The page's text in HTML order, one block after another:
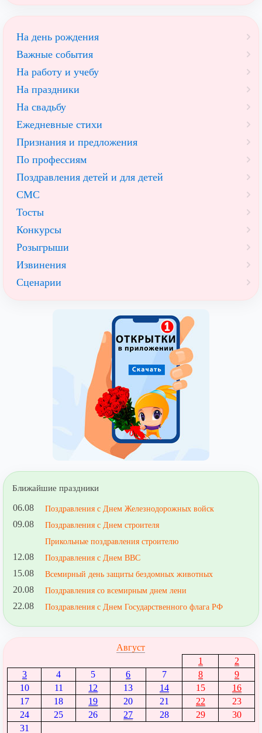
На день рождения
Важные события
На работу и учебу
На праздники
На свадьбу
Ежедневные стихи
Признания и предложения
По профессиям
Поздравления детей и для детей
СМС
Тосты
Конкурсы
Розыгрыши
Извинения
Сценарии
Ближайшие праздники
06.08 Поздравления с Днем Железнодорожных войск
09.08
Поздравления с Днем строителя
Прикольные поздравления строителю
12.08 Поздравления с Днем ВВС
15.08 Всемирный день защиты бездомных животных
20.08 Поздравления со всемирным днем лени
22.08 Поздравления с Днем Государственного флага РФ
Август
1
2
3
4 5 6 7 8
9
10
11 12 13 14 15
16
17
18 19 20 21 22
23
24
25 26 27 28 29
30
31